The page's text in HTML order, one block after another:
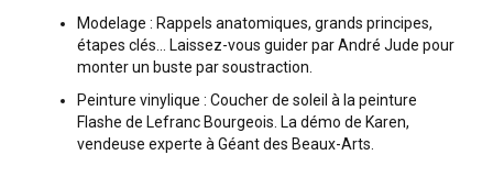
Modelage : Rappels anatomiques, grands principes,
étapes clés... Laissez-vous guider par André Jude pour
monter un buste par soustraction.
Peinture vinylique : Coucher de soleil à la peinture
Flashe de Lefranc Bourgeois. La démo de Karen,
vendeuse experte à Géant des Beaux-Arts.